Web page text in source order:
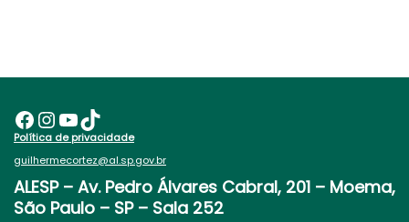
Facebook InstagramYoutube TikTok
Política de privacidade
guilhermecortez@al.sp.gov.br
ALESP – Av. Pedro Álvares Cabral, 201 – Moema,
São Paulo – SP – Sala 252